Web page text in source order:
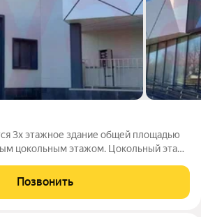
3х этажное здание общей площадью
цокольным этажом. Цокольный этаж
витражи, можно под выставочный
360м.кв.. 2Й
Позвонить